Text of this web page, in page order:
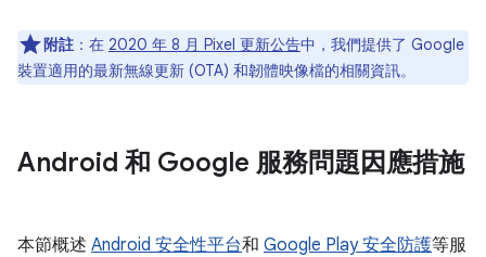
附註 ：在 2020 年 8 月 Pixel 更新公告中，我們提供了 Google
裝置適用的最新無線更新 (OTA) 和韌體映像檔的相關資訊。
Android 和 Google 服務問題因應措施
本節概述 Android 安全性平台和 Google Play 安全防護等服